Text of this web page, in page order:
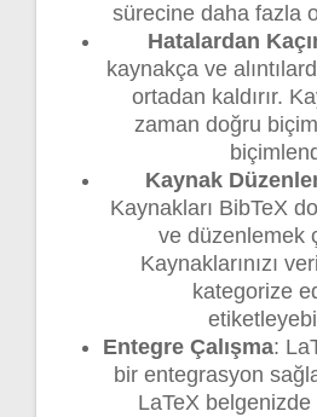
sürecine daha fazla
Hatalardan
kaynakça ve
ortadan kaldırır.
zaman doğru
Kaynak
Kaynakları BibTeX
ve düzenlemek
Kaynaklarınızı
kategorize
Entegre Çalışma:
bir entegrasyon
LaTeX